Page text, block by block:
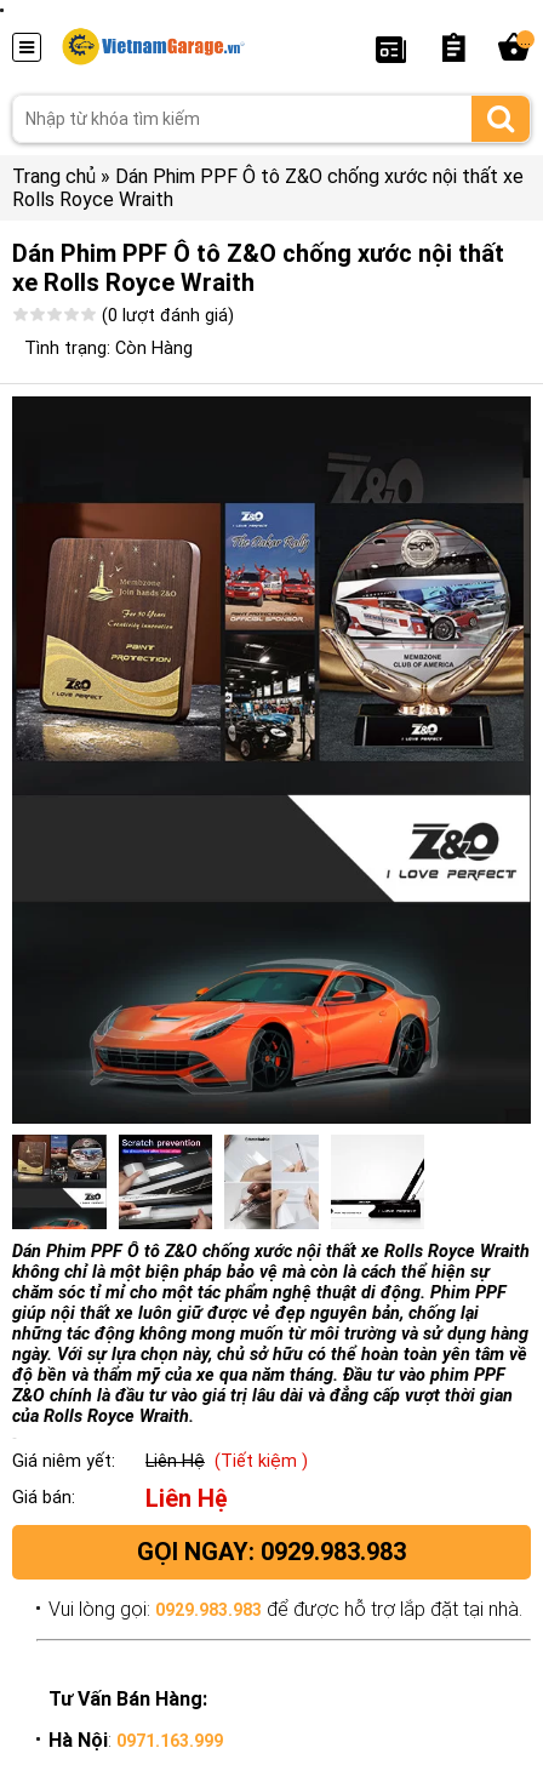
Trang chủ » Dán Phim PPF Ô tô Z&O chống xước nội thất xe
Rolls Royce Wraith
Dán Phim PPF Ô tô Z&O chống xước nội thất
xe Rolls Royce Wraith
(0 lượt đánh giá)
Tình trạng: Còn Hàng
Dán Phim PPF Ô tô Z&O chống xước nội thất xe Rolls Royce Wraith
không chỉ là một biện pháp bảo vệ mà còn là cách thể hiện sự
chăm sóc tỉ mỉ cho một tác phẩm nghệ thuật di động. Phim PPF
giúp nội thất xe luôn giữ được vẻ đẹp nguyên bản, chống lại
những tác động không mong muốn từ môi trường và sử dụng hàng
ngày. Với sự lựa chọn này, chủ sở hữu có thể hoàn toàn yên tâm về
độ bền và thẩm mỹ của xe qua năm tháng. Đầu tư vào phim PPF
Z&O chính là đầu tư vào giá trị lâu dài và đẳng cấp vượt thời gian
của Rolls Royce Wraith.
Giá niêm yết: Liên Hệ (Tiết kiệm )
Giá bán:
Liên Hệ
GỌI NGAY: 0929.983.983
Vui lòng gọi: 0929.983.983 để được hỗ trợ lắp đặt tại nhà.
Tư Vấn Bán Hàng:
Hà Nội: 0971.163.999